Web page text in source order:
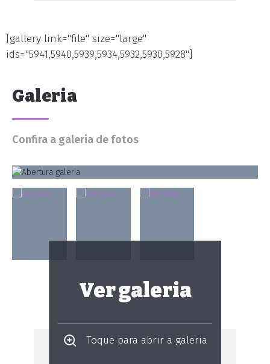
[gallery link="file" size="large"
ids="5941,5940,5939,5934,5932,5930,5928"]
Galeria
Confira a galeria de fotos
Ver galeria
Toque para abrir a galeria